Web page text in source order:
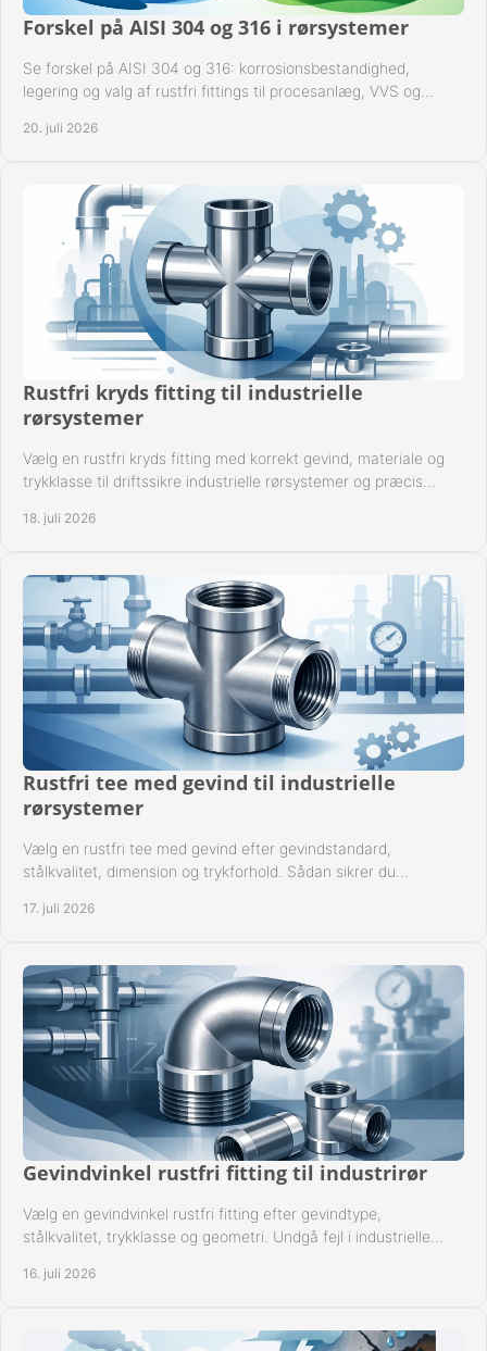
Forskel på AISI 304 og 316 i rørsystemer
Se forskel på AISI 304 og 316: korrosionsbestandighed,
legering og valg af rustfri fittings til procesanlæg, VVS og
20. juli 2026
Rustfri kryds fitting til industrielle
rørsystemer
Vælg en rustfri kryds fitting med korrekt gevind, materiale og
trykklasse til driftssikre industrielle rørsystemer og præcis
18. juli 2026
Rustfri tee med gevind til industrielle
rørsystemer
Vælg en rustfri tee med gevind efter gevindstandard,
stålkvalitet, dimension og trykforhold. Sådan sikrer du
17. juli 2026
Gevindvinkel rustfri fitting til industrirør
Vælg en gevindvinkel rustfri fitting efter gevindtype,
stålkvalitet, trykklasse og geometri. Undgå fejl i industrielle
16. juli 2026